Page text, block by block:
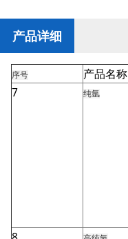
产品详细
序号 产品名称
7
纯氩